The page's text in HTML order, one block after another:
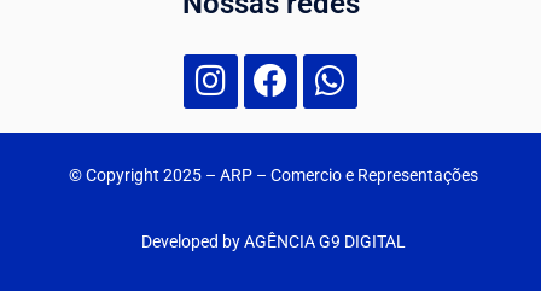
© Copyright 2025 – ARP – Comercio e Representações
Developed by AGÊNCIA G9 DIGITAL